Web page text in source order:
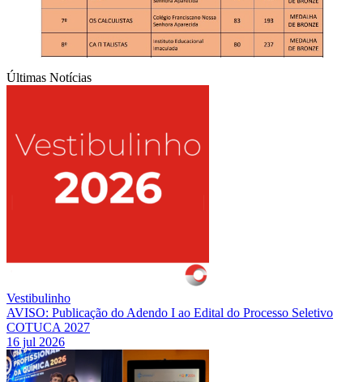
Últimas Notícias
Vestibulinho
AVISO: Publicação do Adendo I ao Edital do Processo Seletivo
COTUCA 2027
16 jul 2026